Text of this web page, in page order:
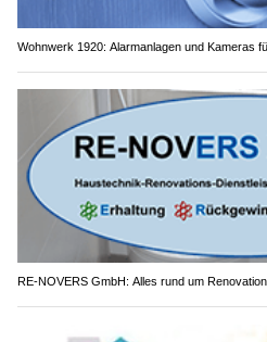
Wohnwerk 1920: Alarmanlagen und Kameras
RE-NOVERS GmbH: Alles rund um